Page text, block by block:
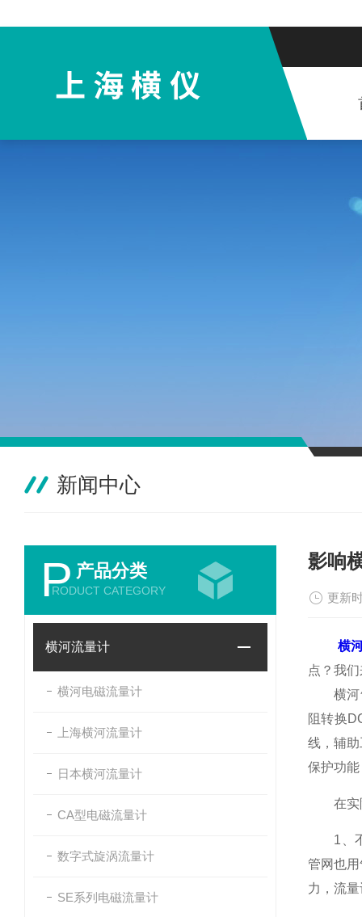
新闻中心
P 产品分类
RODUCT CATEGORY
横河流量计
横河电磁流量计
上海横河流量计
日本横河流量计
CA型电磁流量计
数字式旋涡流量计
SE系列电磁流量计
影响
更新
横
点？我
横河气
阻转换
线，辅
保护功
在实际
1、不
管网也
力，流